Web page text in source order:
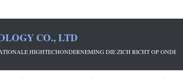
CO., LTD
HIGHTECHONDERNEMING DIE ZICH RICHT OP